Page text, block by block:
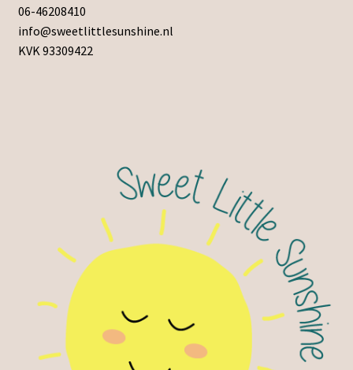
06-46208410
info@sweetlittlesunshine.nl
KVK 93309422